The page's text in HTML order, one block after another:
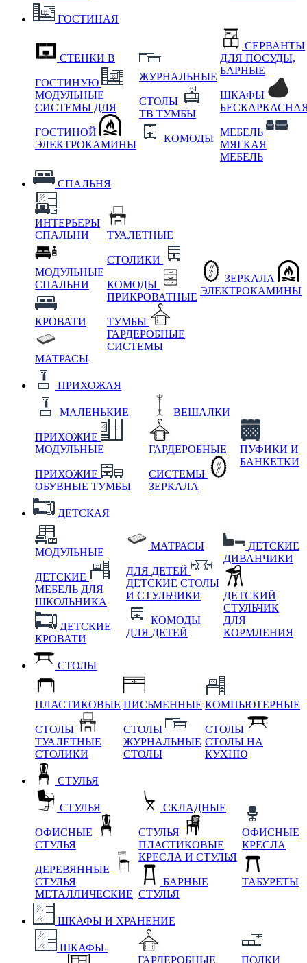
ГОСТИНАЯ
СТЕНКИ В
ГОСТИНУЮ
МОДУЛЬНЫЕ
СИСТЕМЫ ДЛЯ
ГОСТИНОЙ
ЭЛЕКТРОКАМИНЫ
ЖУРНАЛЬНЫЕ
СТОЛЫ
ТВ ТУМБЫ
КОМОДЫ
СЕРВАНТЫ
ДЛЯ ПОСУДЫ,
БАРНЫЕ
ШКАФЫ
МЕБЕЛЬ
МЯГКАЯ
МЕБЕЛЬ
СПАЛЬНЯ
ИНТЕРЬЕРЫ
СПАЛЬНИ
МОДУЛЬНЫЕ
СПАЛЬНИ
КРОВАТИ
МАТРАСЫ
ТУАЛЕТНЫЕ
СТОЛИКИ
КОМОДЫ
ПРИКРОВАТНЫЕ
ТУМБЫ
ГАРДЕРОБНЫЕ
СИСТЕМЫ
ЗЕРКАЛА
ЭЛЕКТРОКАМИНЫ
ПРИХОЖАЯ
МАЛЕНЬКИЕ
ПРИХОЖИЕ
МОДУЛЬНЫЕ
ПРИХОЖИЕ
ОБУВНЫЕ ТУМБЫ
ВЕШАЛКИ
ГАРДЕРОБНЫЕ
СИСТЕМЫ
ЗЕРКАЛА
ПУФИКИ И
БАНКЕТКИ
ДЕТСКАЯ
МОДУЛЬНЫЕ
ДЕТСКИЕ
МЕБЕЛЬ ДЛЯ
ШКОЛЬНИКА
ДЕТСКИЕ
КРОВАТИ
МАТРАСЫ
ДЛЯ ДЕТЕЙ
ДЕТСКИЕ СТОЛЫ
И СТУЛЬЧИКИ
КОМОДЫ
ДЛЯ ДЕТЕЙ
ДЕТСКИЕ
ДИВАНЧИКИ
ДЕТСКИЙ
СТУЛЬЧИК
ДЛЯ
КОРМЛЕНИЯ
СТОЛЫ
ПЛАСТИКОВЫЕ
СТОЛЫ
ТУАЛЕТНЫЕ
СТОЛИКИ
ПИСЬМЕННЫЕ
СТОЛЫ
ЖУРНАЛЬНЫЕ
СТОЛЫ
КОМПЬЮТЕРНЫЕ
СТОЛЫ
СТОЛЫ НА
КУХНЮ
СТУЛЬЯ
СТУЛЬЯ
ОФИСНЫЕ
СТУЛЬЯ
ДЕРЕВЯННЫЕ
СТУЛЬЯ
МЕТАЛЛИЧЕСКИЕ
СКЛАДНЫЕ
СТУЛЬЯ
ПЛАСТИКОВЫЕ
КРЕСЛА И СТУЛЬЯ
БАРНЫЕ
СТУЛЬЯ
ОФИСНЫЕ
КРЕСЛА
ТАБУРЕТЫ
ШКАФЫ И ХРАНЕНИЕ
ШКАФЫ-
ГАРДЕРОБНЫЕ
ПОЛКИ